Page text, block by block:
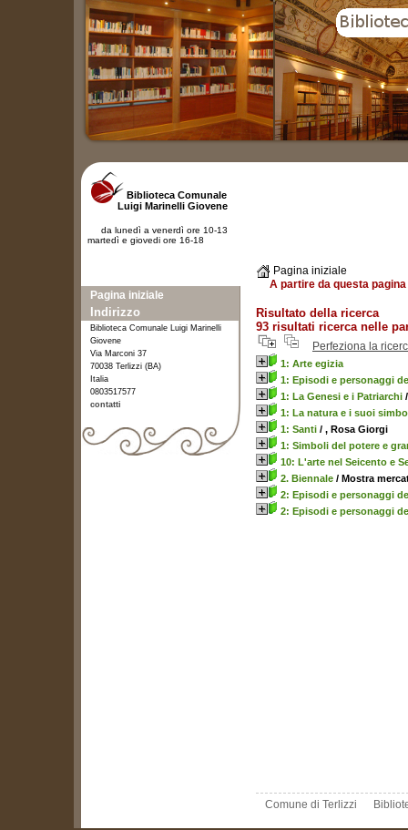
Pagina iniziale
A partire da questa
Risultato della ricerca
93 risultati ricerca nelle
Perfeziona la
1: Arte egizia
1: Episodi e personaggi
1: La Genesi e i Patriarchi
1: La natura e i suoi
1: Santi / , Rosa Giorgi
1: Simboli del potere e
10: L'arte nel Seicento e
2. Biennale / Mostra
2: Episodi e personaggi
2: Episodi e personaggi
Comune di Terlizzi
Biblioteca Comunale
Luigi Marinelli Giovene
da lunedì a venerdì ore 10-13
martedì e giovedi ore 16-18
Pagina iniziale
Indirizzo
Biblioteca Comunale Luigi Marinelli
Giovene
Via Marconi 37
70038 Terlizzi (BA)
Italia
0803517577
contatti